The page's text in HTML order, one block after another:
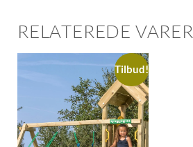
RELATEREDE VARER
Tilbud!